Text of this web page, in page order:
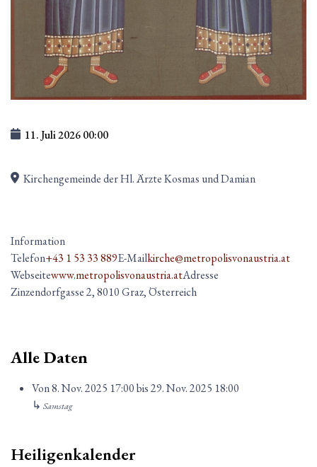
11. Juli 202600:00
Kirchengemeinde der Hl. Ärzte Kosmas und Damian
Information
Telefon+43 1 53 33 889E-Mailkirche@metropolisvonaustria.at
Webseitewww.metropolisvonaustria.atAdresse
Zinzendorfgasse 2, 8010 Graz, Österreich
Alle Daten
Von8. Nov. 2025 17:00bis29. Nov. 2025 18:00
↳ Samstag
Heiligenkalender